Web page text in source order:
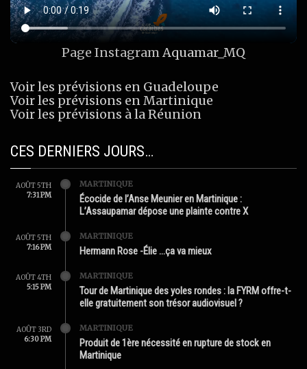
Page InstagramAquamar_MQ
Voir les prévisions en Guadeloupe
Voir les prévisions en Martinique
Voir les prévisions à la Réunion
CES DERNIERS JOURS…
AOÛT 5TH
7:31 PM
MARTINIQUE
Écocide de l’Anse Meunier en Martinique :
L’Assaupamar dépose une plainte contre X
AOÛT 5TH
7:16 PM
MARTINIQUE
Hermann Rose -Élie …ça va mieux
AOÛT 4TH
5:15 PM
MARTINIQUE
Tour de Martinique des yoles rondes : la FYRM offre-t-
elle gratuitement son trésor audiovisuel ?
AOÛT 3RD
6:30 PM
MARTINIQUE
Produit de 1ère nécessité en rupture de stock en
Martinique